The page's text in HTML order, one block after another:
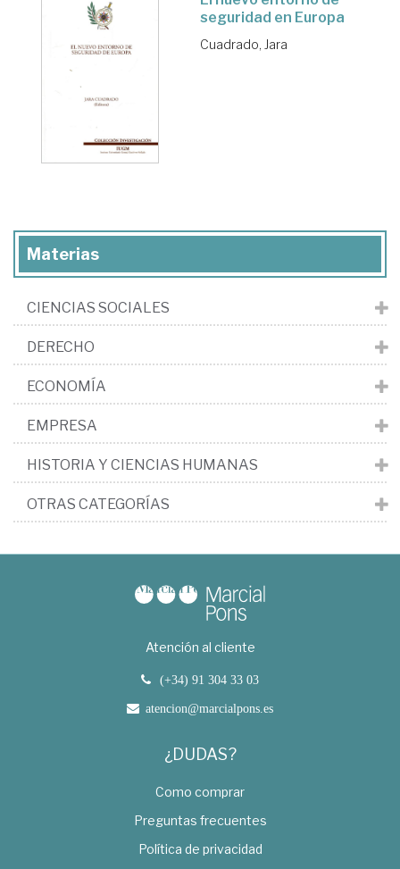
seguridad en Europa
Cuadrado, Jara
Materias
CIENCIAS SOCIALES
DERECHO
ECONOMÍA
EMPRESA
HISTORIA Y CIENCIAS HUMANAS
OTRAS CATEGORÍAS
Atención al cliente
(+34) 91 304 33 03
atencion@marcialpons.es
¿DUDAS?
Como comprar
Preguntas frecuentes
Política de privacidad